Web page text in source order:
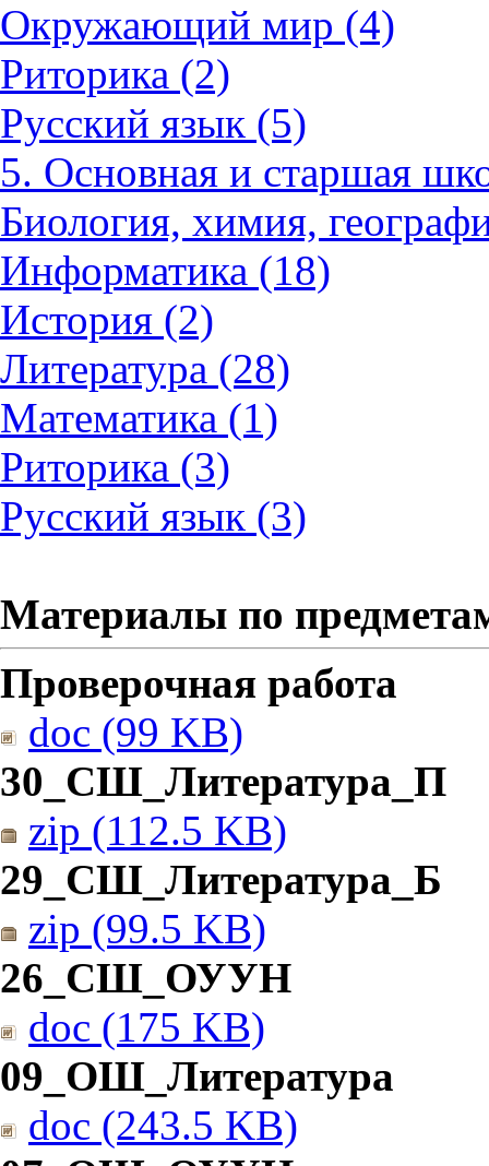
Окружающий мир (4)
Риторика (2)
Русский язык (5)
5. Основная и старшая
Биология, химия,
Информатика (18)
История (2)
Литература (28)
Математика (1)
Риторика (3)
Русский язык (3)
Материалы по
Проверочная работа
doc (99 KB)
30_СШ_Литература_П
zip (112.5 KB)
29_СШ_Литература_Б
zip (99.5 KB)
26_СШ_ОУУН
doc (175 KB)
09_ОШ_Литература
doc (243.5 KB)